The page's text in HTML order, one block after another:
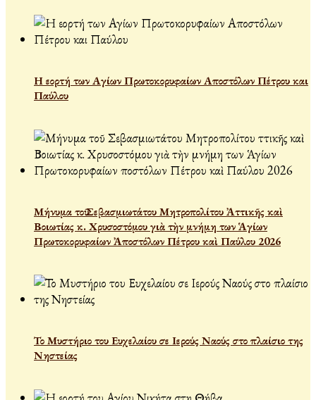
Η εορτή των Αγίων Πρωτοκορυφαίων Αποστόλων Πέτρου και
Παύλου
Μήνυμα τοῦ Σεβασμιωτάτου Μητροπολίτου Ἀττικῆς καὶ
Βοιωτίας κ. Χρυσοστόμου γιὰ τὴν μνήμη των Ἁγίων
Πρωτοκορυφαίων Ἀποστόλων Πέτρου καὶ Παύλου 2026
Το Μυστήριο του Ευχελαίου σε Ιερούς Ναούς στο πλαίσιο της
Νηστείας